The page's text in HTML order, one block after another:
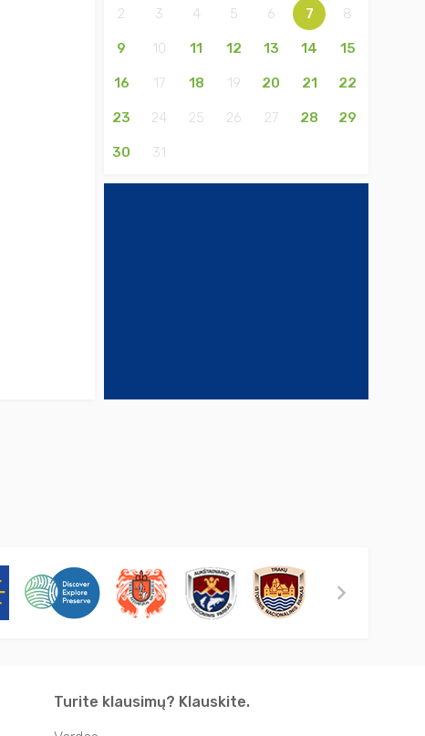
2 3 4 5 6 7 8
9 10 11 12 13 14 15
16 17 18 19 20 21 22
23 24 25 26 27 28 29
30 31
Turite klausimų? Klauskite.